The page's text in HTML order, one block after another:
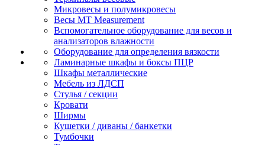
Микровесы и полумикровесы
Весы MT Measurement
Вспомогательное оборудование для весов и
анализаторов влажности
Оборудование для определения вязкости
Ламинарные шкафы и боксы ПЦР
Шкафы металлические
Мебель из ЛДСП
Стулья / секции
Кровати
Ширмы
Кушетки / диваны / банкетки
Тумбочки